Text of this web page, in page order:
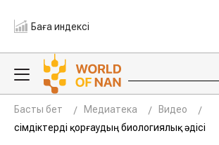
Баға индексі
Басты бет Медиатека
Видео
Өсімдіктерді қорғаудың биологиялық әдісі